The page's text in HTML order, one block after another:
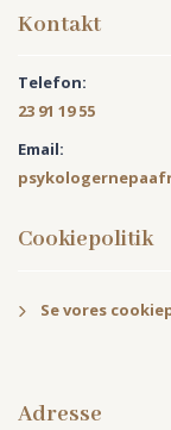
Kontakt
Telefon:
23 91 19 55
Email:
Cookiepolitik
Se vores
Adresse